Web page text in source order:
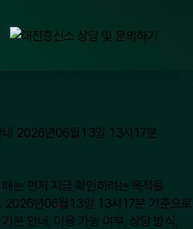
내 2026년06월13일 13시17분
는 먼저 지금 확인하려는 목적을
2026년06월13일 13시17분 기준으로
본 안내, 이용 가능 여부, 상담 방식,